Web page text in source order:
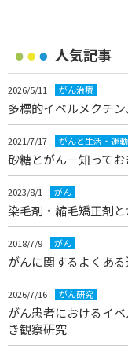
人気記事
2026/5/11 がん治療
多標的イベルメクチ
2021/7/17 がんと生活・運
砂糖とがん－知って
2023/8/1 がん
染毛剤・縮毛矯正剤
2018/7/9 がん
がんに関するよくあ
2026/7/16 がん研究
がん患者におけるイ
き観察研究